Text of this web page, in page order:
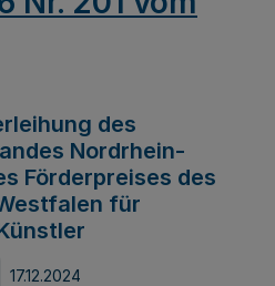
des
Nordrhein-
Förderpreises des
für
17.12.2024